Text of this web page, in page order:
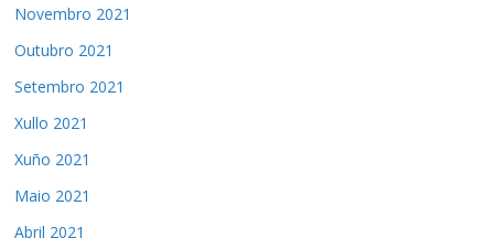
Novembro 2021
Outubro 2021
Setembro 2021
Xullo 2021
Xuño 2021
Maio 2021
Abril 2021